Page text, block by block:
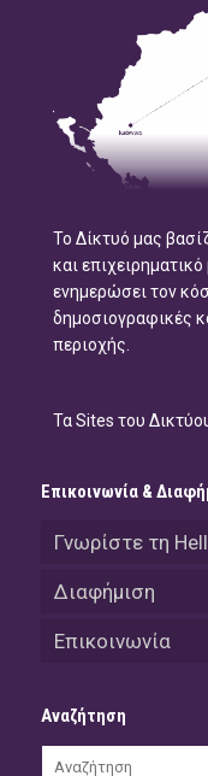
Το Δίκτυό μας
και
ενημερώσει τον
δημοσιογραφικές
περιοχής.
Τα Sites του
Επικοινωνία &
Γνωρίστε τη
Διαφήμιση
Επικοινωνία
Αναζήτηση